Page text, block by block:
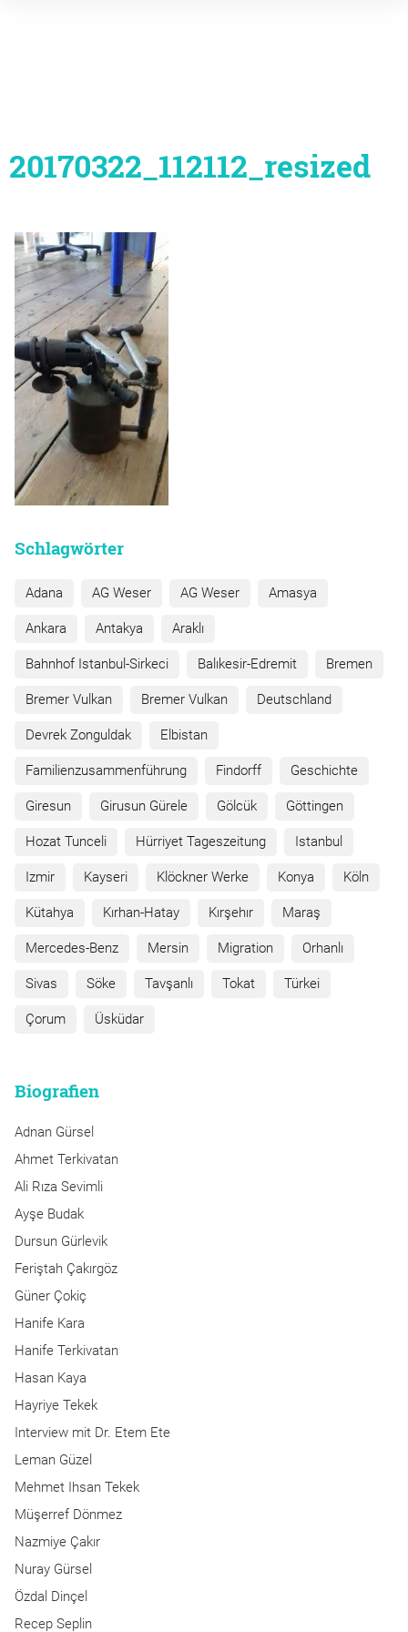
20170322_112112_resized
Beitragsnavigation
Schlagwörter
Adana AG Weser AG Weser Amasya
Ankara Antakya Araklı
Bahnhof Istanbul-Sirkeci Balıkesir-Edremit Bremen
Bremer Vulkan Bremer Vulkan Deutschland
Devrek Zonguldak Elbistan
Familienzusammenführung Findorff Geschichte
Giresun Girusun Gürele Gölcük Göttingen
Hozat Tunceli Hürriyet Tageszeitung Istanbul
Izmir Kayseri Klöckner Werke Konya Köln
Kütahya Kırhan-Hatay Kırşehır Maraş
Mercedes-Benz Mersin Migration Orhanlı
Sivas Söke Tavşanlı Tokat Türkei
Çorum Üsküdar
Biografien
Adnan Gürsel
Ahmet Terkivatan
Ali Rıza Sevimli
Ayşe Budak
Dursun Gürlevik
Feriştah Çakırgöz
Güner Çokiç
Hanife Kara
Hanife Terkivatan
Hasan Kaya
Hayriye Tekek
Interview mit Dr. Etem Ete
Leman Güzel
Mehmet Ihsan Tekek
Müşerref Dönmez
Nazmiye Çakır
Nuray Gürsel
Özdal Dinçel
Recep Seplin